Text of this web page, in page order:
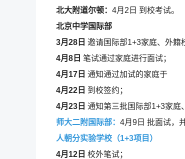
北大附道尔顿： 4月2日 到校考试。
北京中学国际部
3月28日 邀请国际部1+3家庭、外籍
4月8日 笔试通过家庭进行面试；
4月17日 通知通过加试的家庭于
4月22日 到校签约；
4月23日 通知第三批国际部1+3家庭
师大二附国际部： 4月9日 批面试，
人朝分实验学校（1+3项目）
4月12日 校外笔试；